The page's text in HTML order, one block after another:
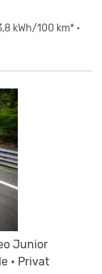
kWh/100 km* •
Junior
• Privat